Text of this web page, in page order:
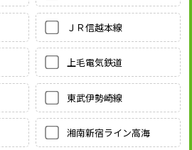
ＪＲ信越本線
上毛電気鉄道
東武伊勢崎線
湘南新宿ライン高海